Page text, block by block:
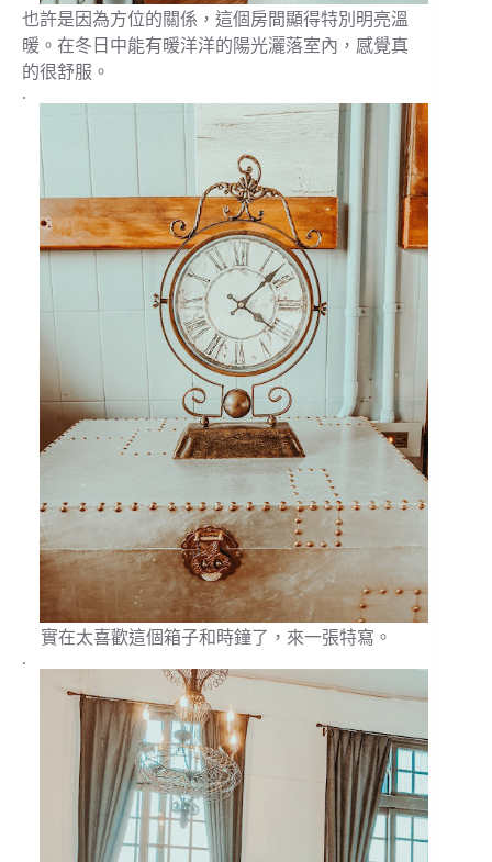
也許是因為方位的關係，這個房間顯得特別明亮溫
暖。在冬日中能有暖洋洋的陽光灑落室內，感覺真
的很舒服。
.
實在太喜歡這個箱子和時鐘了，來一張特寫。
.